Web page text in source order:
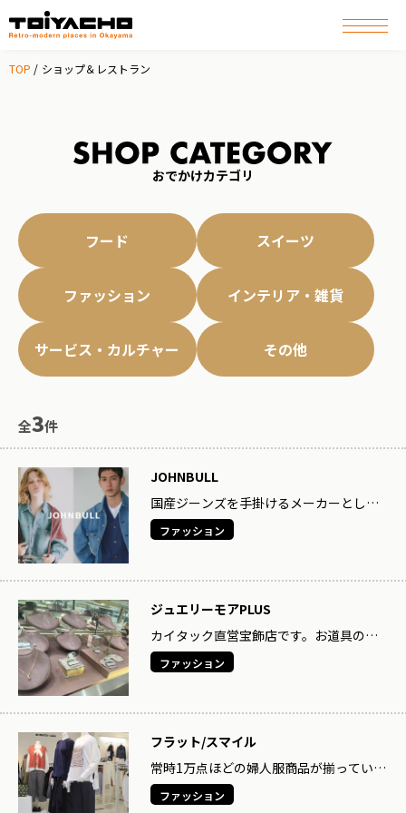
TOP ショップ＆レストラン
おでかけカテゴリ
フード スイーツ
ファッション インテリア・雑貨
サービス・カルチャー その他
全3件
ファッション
JOHNBULL
国産ジーンズを手掛けるメーカーとし
て、自社工場での高い縫製技術と感性を
強みとしています。時代をこえて人々に
に理解し、ジーンズ・ワーク・ミリタリ
ーの新しい価値を創り出します。正直に
真面目に、愛情を持って、愛着や心の喜
びにつながる服を創り続けていきます。
ファッション
ジュエリーモアPLUS
カイタック直営宝飾店です。お道具の真
珠ネックレスや厄除けのペンダントなど
の品ぞろえが充実しています。他店でご
す。最近は立て爪リングのジュエリーリ
フォームも人気です。そして、金・プラ
チナの買取も行っています。使っていな
いジュエリーをお持ちください。査定は
無料です。
ファッション
フラット/スマイル
常時1万点ほどの婦人服商品が揃ってい
て、品質や着心地も良く新作商品がどこ
よりも安くお買い求めいただけます。ほ